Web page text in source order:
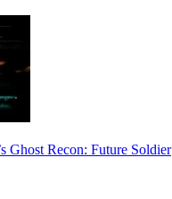
Ghost Recon: Future Soldier